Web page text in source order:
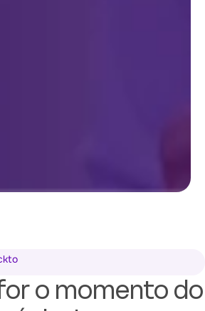
o momento do